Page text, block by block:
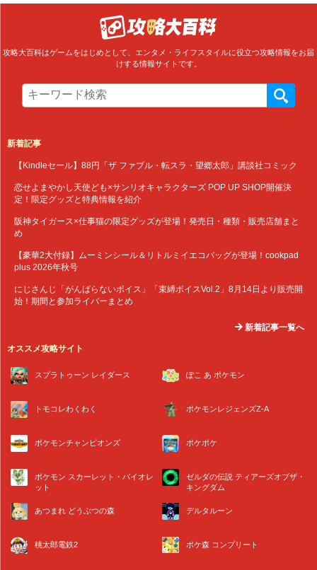
攻略大百科はゲームをはじめとして、エンタメ・ライフスタイルに役立つ攻略情報をお届
けする情報サイトです。
新着記事
【Kindleセール】88円「ザ ファブル・転スラ・望郷太郎」講談社コミック
恋せよまやかし天使ども×サンリオキャラクターズ POP UP SHOP開催決
定！限定グッズと特典情報を紹介
阪神タイガース×仕事猫の限定グッズが登場！発売日・種類・販売店舗まと
め
【豪華2大付録】ムーミンシール＆リトルミイエコバッグが登場！cookpad
plus 2026年秋号
にじさんじ「がんばらないボイス」「束縛ボイスVol.2」8月14日より販売開
始！期間と参加ライバーまとめ
新着記事一覧へ
オススメ攻略サイト
スプラトゥーン レイダース ぽこ あ ポケモン
トモコレわくわく ポケモンレジェンズZ-A
ポケモンチャンピオンズ ポケポケ
ポケモン スカーレット・バイオレ
ット
ゼルダの伝説 ティアーズオブザ・
キングダム
あつまれ どうぶつの森 デルタルーン
桃太郎電鉄2 ポケ森 コンプリート